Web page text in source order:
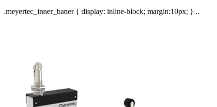
.meyertec_inner_baner { display: inline-block; margin:10px; } ..